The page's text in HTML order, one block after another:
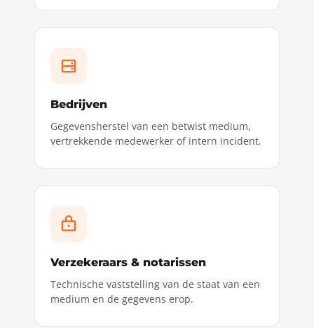
Bedrijven
Gegevensherstel van een betwist medium,
vertrekkende medewerker of intern incident.
Verzekeraars & notarissen
Technische vaststelling van de staat van een
medium en de gegevens erop.